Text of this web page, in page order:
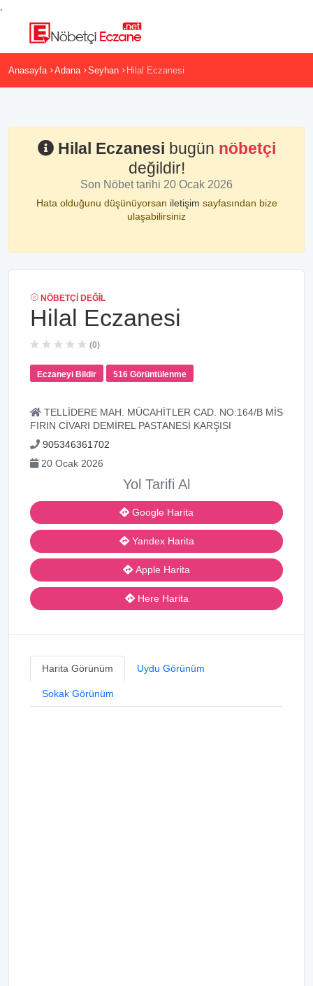
Anasayfa Adana Seyhan Hilal Eczanesi
Hilal Eczanesi bugün nöbetçi
değildir!
Son Nöbet tarihi 20 Ocak 2026
Hata olduğunu düşünüyorsan iletişim sayfasından bize
ulaşabilirsiniz
NÖBETÇI DEĞIL
Hilal Eczanesi
(0)
Eczaneyi Bildir 516 Görüntülenme
TELLİDERE MAH. MÜCAHİTLER CAD. NO:164/B MİS
FIRIN CİVARI DEMİREL PASTANESİ KARŞISI
905346361702
20 Ocak 2026
Yol Tarifi Al
Google Harita
Yandex Harita
Apple Harita
Here Harita
Harita Görünüm Uydu Görünüm
Sokak Görünüm